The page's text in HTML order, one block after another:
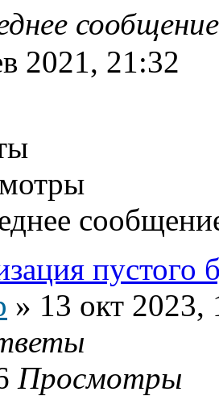
2021, 21:32
пустого
» 13 окт 2023,
Просмотры